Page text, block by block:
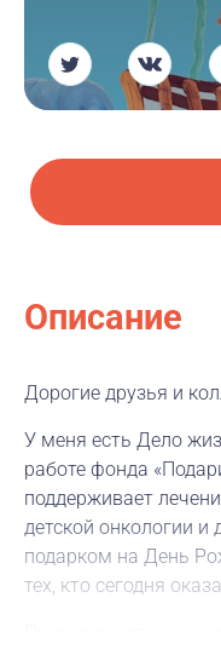
Описание
Дорогие друзья и
У меня есть Дело
работе фонда
поддерживает
детской онкологии
подарком на День
тех, кто сегодня